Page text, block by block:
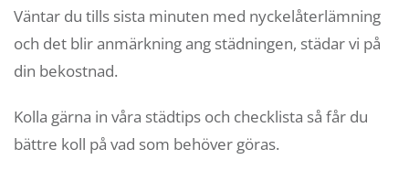
Väntar du tills sista minuten med nyckelåterlämning
och det blir anmärkning ang städningen, städar vi på
din bekostnad.
Kolla gärna in våra städtips och checklista så får du
bättre koll på vad som behöver göras.